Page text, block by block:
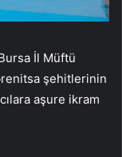
İl Müftü
şehitlerinin
aşure ikram